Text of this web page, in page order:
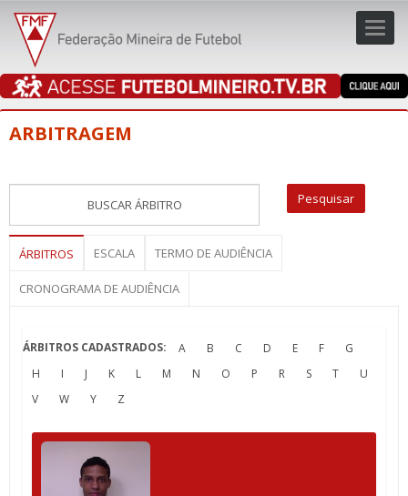
ARBITRAGEM
ÁRBITROS ESCALA TERMO DE AUDIÊNCIA
CRONOGRAMA DE AUDIÊNCIA
ÁRBITROS CADASTRADOS: A B C D E F
G
H
I J K L M N O P R S T
U
V
W Y Z